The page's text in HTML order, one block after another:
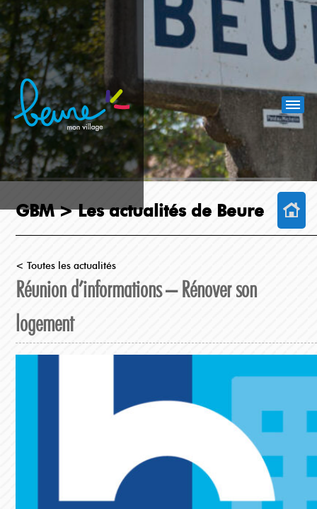
GBM >Les actualités de Beure
< Toutes les actualités
Réunion d’informations – Rénover son
logement